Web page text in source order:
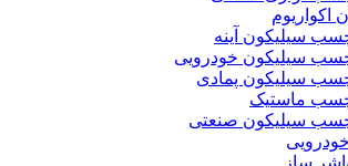
اکواریوم
سیلیکون آینه
سیلیکون خودرویی
سیلیکون پمادی
ماستیک
سیلیکون صنعتی
ساز